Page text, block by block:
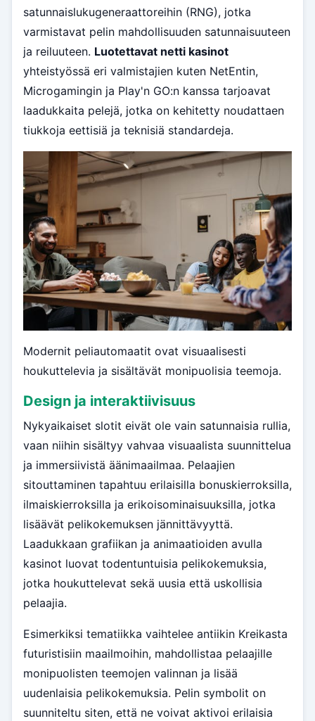
satunnaislukugeneraattoreihin (RNG), jotka
varmistavat pelin mahdollisuuden satunnaisuuteen
ja reiluuteen. Luotettavat netti kasinot
yhteistyössä eri valmistajien kuten NetEntin,
Microgamingin ja Play'n GO:n kanssa tarjoavat
laadukkaita pelejä, jotka on kehitetty noudattaen
tiukkoja eettisiä ja teknisiä standardeja.
Modernit peliautomaatit ovat visuaalisesti
houkuttelevia ja sisältävät monipuolisia teemoja.
Design ja interaktiivisuus
Nykyaikaiset slotit eivät ole vain satunnaisia rullia,
vaan niihin sisältyy vahvaa visuaalista suunnittelua
ja immersiivistä äänimaailmaa. Pelaajien
sitouttaminen tapahtuu erilaisilla bonuskierroksilla,
ilmaiskierroksilla ja erikoisominaisuuksilla, jotka
lisäävät pelikokemuksen jännittävyyttä.
Laadukkaan grafiikan ja animaatioiden avulla
kasinot luovat todentuntuisia pelikokemuksia,
jotka houkuttelevat sekä uusia että uskollisia
pelaajia.
Esimerkiksi tematiikka vaihtelee antiikin Kreikasta
futuristisiin maailmoihin, mahdollistaa pelaajille
monipuolisten teemojen valinnan ja lisää
uudenlaisia pelikokemuksia. Pelin symbolit on
suunniteltu siten, että ne voivat aktivoi erilaisia